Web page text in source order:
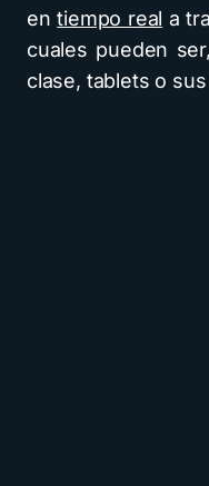
entiempo real a
cuales pueden
clase, tablets o